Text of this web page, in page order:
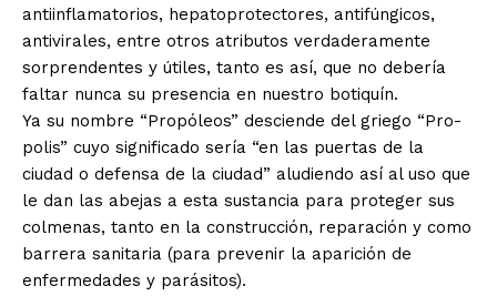
antiinflamatorios, hepatoprotectores, antifúngicos,
antivirales, entre otros atributos verdaderamente
sorprendentes y útiles, tanto es así, que no debería
faltar nunca su presencia en nuestro botiquín.
Ya su nombre “Propóleos” desciende del griego “Pro-
polis” cuyo significado sería “en las puertas de la
ciudad o defensa de la ciudad” aludiendo así al uso que
le dan las abejas a esta sustancia para proteger sus
colmenas, tanto en la construcción, reparación y como
barrera sanitaria (para prevenir la aparición de
enfermedades y parásitos).